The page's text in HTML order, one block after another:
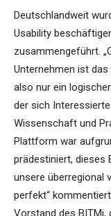
Deutschlandweit
Usability
zusammengeführt.
Unternehmen ist
also nur ein
der sich
Wissenschaft und
Plattform war
prädestiniert, dieses
unsere überregional
perfekt“
Vorstand des BITMi,